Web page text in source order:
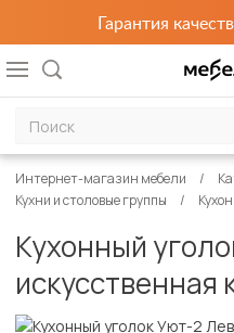
Гарантия
Интернет-магазин мебели
Кухни и столовые группы
Кухонный
искусственная